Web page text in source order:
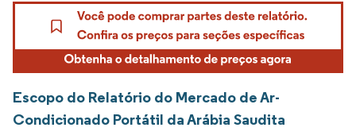
Escopo do Relatório do Mercado de Ar-
Condicionado Portátil da Arábia Saudita